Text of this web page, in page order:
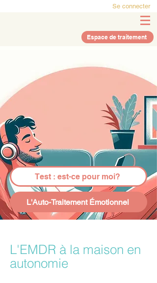
Se connecter
Espace de traitement
Test : est-ce pour moi?
L'Auto-Traitement Émotionnel
L'EMDR à la maison en
autonomie